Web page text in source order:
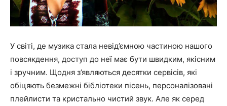
У світі, де музика стала невід’ємною частиною нашого
повсякдення, доступ до неї має бути швидким, якісним
і зручним. Щодня з’являються десятки сервісів, які
обіцяють безмежні бібліотеки пісень, персоналізовані
плейлисти та кристально чистий звук. Але як серед